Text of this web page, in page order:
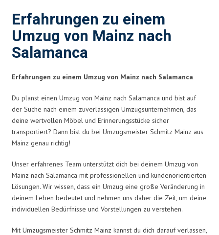
Erfahrungen zu einem
Umzug von Mainz nach
Salamanca
Erfahrungen zu einem Umzug von Mainz nach Salamanca
Du planst einen Umzug von Mainz nach Salamanca und bist auf
der Suche nach einem zuverlässigen Umzugsunternehmen, das
deine wertvollen Möbel und Erinnerungsstücke sicher
transportiert? Dann bist du bei Umzugsmeister Schmitz Mainz aus
Mainz genau richtig!
Unser erfahrenes Team unterstützt dich bei deinem Umzug von
Mainz nach Salamanca mit professionellen und kundenorientierten
Lösungen. Wir wissen, dass ein Umzug eine große Veränderung in
deinem Leben bedeutet und nehmen uns daher die Zeit, um deine
individuellen Bedürfnisse und Vorstellungen zu verstehen.
Mit Umzugsmeister Schmitz Mainz kannst du dich darauf verlassen,